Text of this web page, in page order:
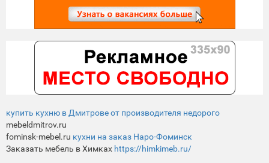
купить кухню в Дмитрове от производителя недорого
mebeldmitrov.ru
fominsk-mebel.ru кухни на заказ Наро-Фоминск
Заказать мебель в Химках https://himkimeb.ru/